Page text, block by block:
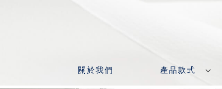
關於我們 產品款式